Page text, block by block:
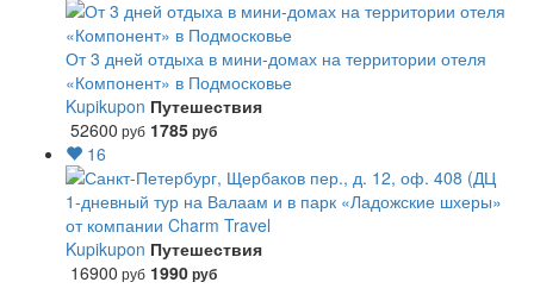
От 3 дней отдыха в мини-домах на территории отеля
«Компонент» в Подмосковье
Kupikupon Путешествия
52600 руб 1785руб
16
1-дневный тур на Валаам и в парк «Ладожские шхеры»
от компании Charm Travel
Kupikupon Путешествия
16900 руб 1990руб